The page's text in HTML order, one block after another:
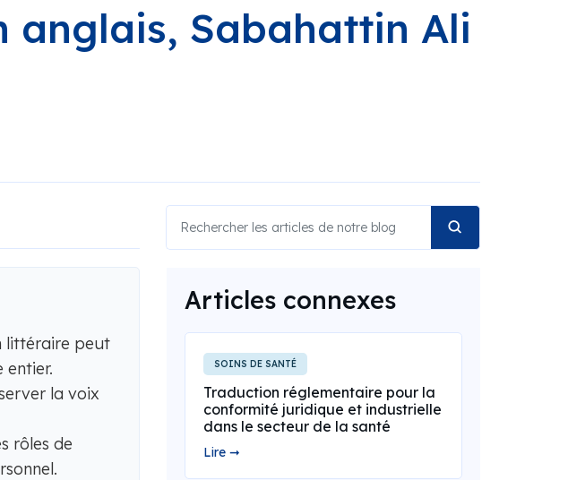
anglais, Sabahattin Ali
littéraire peut
entier.
la voix
rôles de
Articles connexes
SOINS DE SANTÉ
Traduction réglementaire pour la
conformité juridique et industrielle
dans le secteur de la santé
Lire ➞